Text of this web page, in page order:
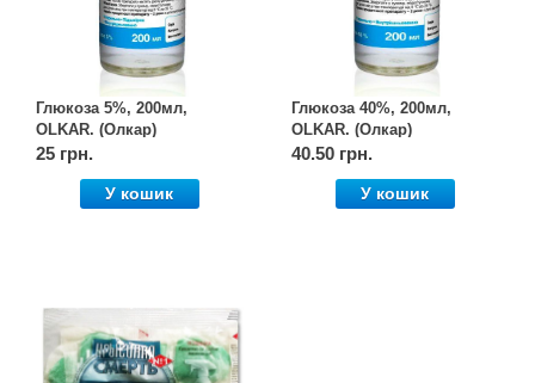
Глюкоза 5%, 200мл,
OLKAR. (Олкар)
25 грн.
У кошик
Глюкоза 40%, 200мл,
OLKAR. (Олкар)
40.50 грн.
У кошик